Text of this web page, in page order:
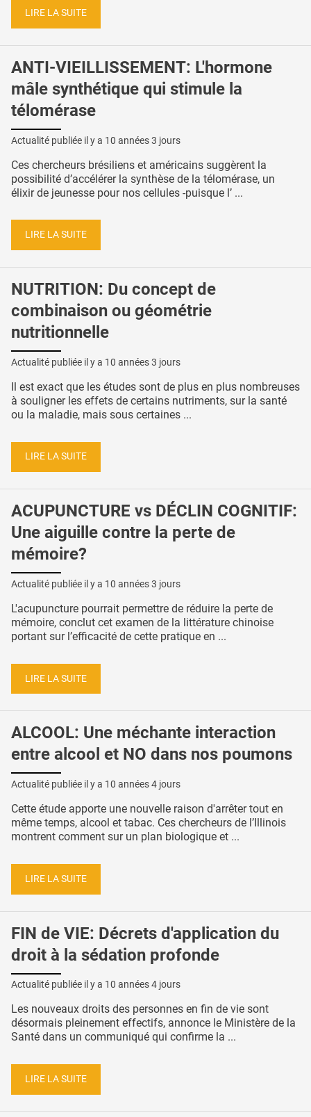
LIRE LA SUITE
ANTI-VIEILLISSEMENT: L'hormone
mâle synthétique qui stimule la
télomérase
Actualité publiée il y a 10 années 3 jours
Ces chercheurs brésiliens et américains suggèrent la
possibilité d’accélérer la synthèse de la télomérase, un
élixir de jeunesse pour nos cellules -puisque l’ ...
LIRE LA SUITE
NUTRITION: Du concept de
combinaison ou géométrie
nutritionnelle
Actualité publiée il y a 10 années 3 jours
Il est exact que les études sont de plus en plus nombreuses
à souligner les effets de certains nutriments, sur la santé
ou la maladie, mais sous certaines ...
LIRE LA SUITE
ACUPUNCTURE vs DÉCLIN COGNITIF:
Une aiguille contre la perte de
mémoire?
Actualité publiée il y a 10 années 3 jours
L'acupuncture pourrait permettre de réduire la perte de
mémoire, conclut cet examen de la littérature chinoise
portant sur l’efficacité de cette pratique en ...
LIRE LA SUITE
ALCOOL: Une méchante interaction
entre alcool et NO dans nos poumons
Actualité publiée il y a 10 années 4 jours
Cette étude apporte une nouvelle raison d'arrêter tout en
même temps, alcool et tabac. Ces chercheurs de l’Illinois
montrent comment sur un plan biologique et ...
LIRE LA SUITE
FIN de VIE: Décrets d'application du
droit à la sédation profonde
Actualité publiée il y a 10 années 4 jours
Les nouveaux droits des personnes en fin de vie sont
désormais pleinement effectifs, annonce le Ministère de la
Santé dans un communiqué qui confirme la ...
LIRE LA SUITE